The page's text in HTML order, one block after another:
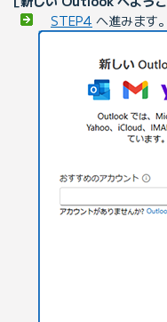
STEP4 へ進みま